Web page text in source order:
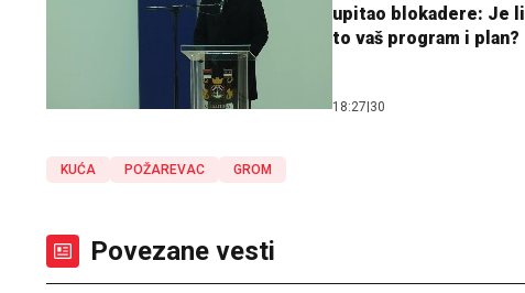
upitao blokadere: Je li
to vaš program i plan?
18:27 30
KUĆA POŽAREVAC GROM
Povezane vesti